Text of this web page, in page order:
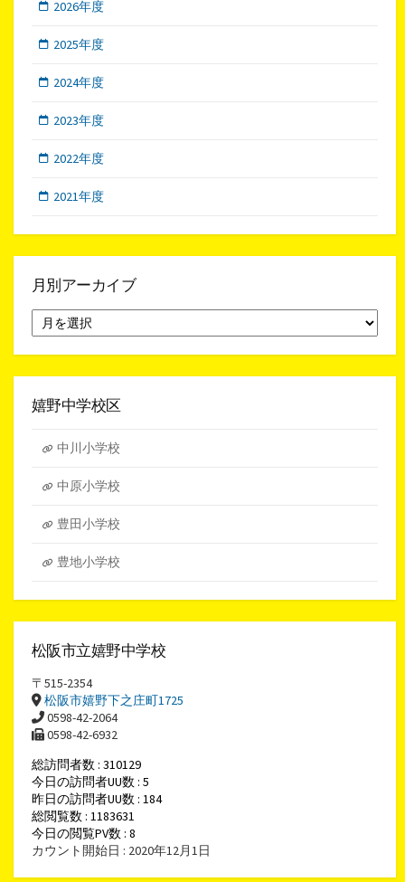
2026年度
2025年度
2024年度
2023年度
2022年度
2021年度
月別アーカイブ
別
ア
イ
嬉野中学校区
中川小学校
中原小学校
豊田小学校
豊地小学校
松阪市立嬉野中学校
〒515-2354
松阪市嬉野下之庄町1725
0598-42-2064
0598-42-6932
総訪問者数 : 310129
今日の訪問者UU数 : 5
昨日の訪問者UU数 : 184
総閲覧数 : 1183631
今日の閲覧PV数 : 8
カウント開始日 : 2020年12月1日